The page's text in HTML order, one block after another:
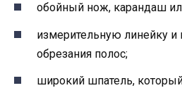
обойный нож, карандаш
измерительную линейку
обрезания полос;
широкий шпатель,